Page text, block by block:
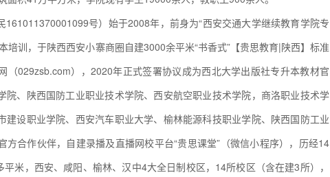
号）始于2008年，前身为“西安交通大学继续教育学院专
培训，于陕西西安小寨商圈自建3000余平米“书香式”【贵思教育|陕西】标准
（029zsb.com），2020年正式签署协议成为西北大学出版社专升本教材官
院、陕西国防工业职业技术学院、西安航空职业技术学院，商洛职业技术学
建设职业学院、西安汽车职业大学、榆林能源科技职业学院、陕西国防工业
方合作伙伴，自建录播及直播网校平台“贵思课堂”（微信小程序），历经14
米，西安、咸阳、榆林、汉中4大全日制校区，14所校区（含在建3所），